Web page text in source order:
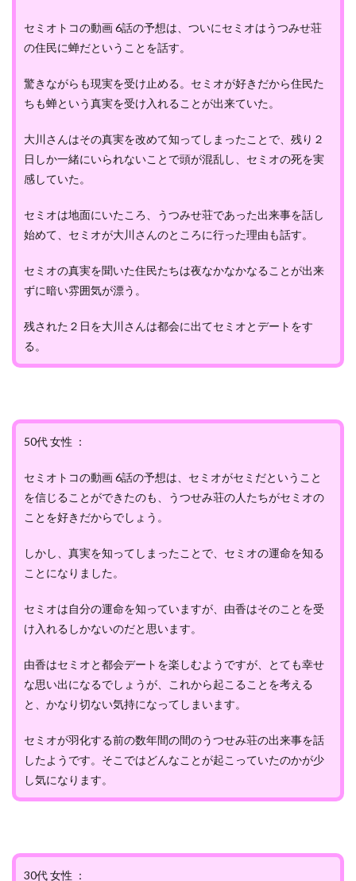
セミオトコの動画 6話の予想は、ついにセミオはうつみせ荘
の住民に蝉だということを話す。
驚きながらも現実を受け止める。セミオが好きだから住民た
ちも蝉という真実を受け入れることが出来ていた。
大川さんはその真実を改めて知ってしまったことで、残り２
日しか一緒にいられないことで頭が混乱し、セミオの死を実
感していた。
セミオは地面にいたころ、うつみせ荘であった出来事を話し
始めて、セミオが大川さんのところに行った理由も話す。
セミオの真実を聞いた住民たちは夜なかなかなることが出来
ずに暗い雰囲気が漂う。
残された２日を大川さんは都会に出てセミオとデートをす
る。
50代 女性 ：
セミオトコの動画 6話の予想は、セミオがセミだということ
を信じることができたのも、うつせみ荘の人たちがセミオの
ことを好きだからでしょう。
しかし、真実を知ってしまったことで、セミオの運命を知る
ことになりました。
セミオは自分の運命を知っていますが、由香はそのことを受
け入れるしかないのだと思います。
由香はセミオと都会デートを楽しむようですが、とても幸せ
な思い出になるでしょうが、これから起こることを考える
と、かなり切ない気持になってしまいます。
セミオが羽化する前の数年間の間のうつせみ荘の出来事を話
したようです。そこではどんなことが起こっていたのかが少
し気になります。
30代 女性 ：